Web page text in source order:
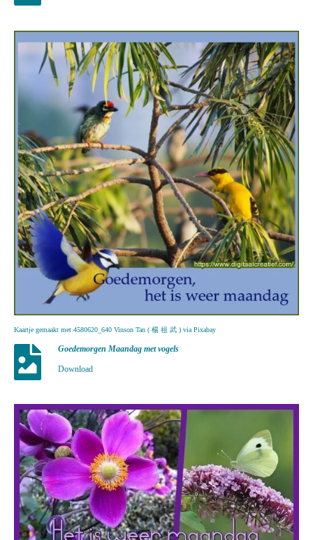
Kaartje gemaakt met 4580620_640 Vinson Tan ( 楊 祖 武 ) via Pixabay
Goedemorgen Maandag met vogels
Download